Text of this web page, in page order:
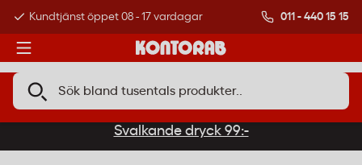
Kundtjänst öppet 08 - 17 vardagar Över 500 000
011 - 440 15 15
Svalkande dryck 99:-